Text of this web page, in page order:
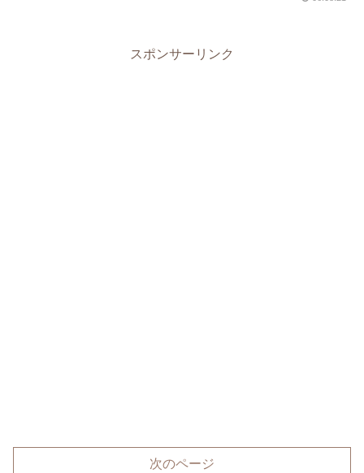
スポンサーリンク
次のページ